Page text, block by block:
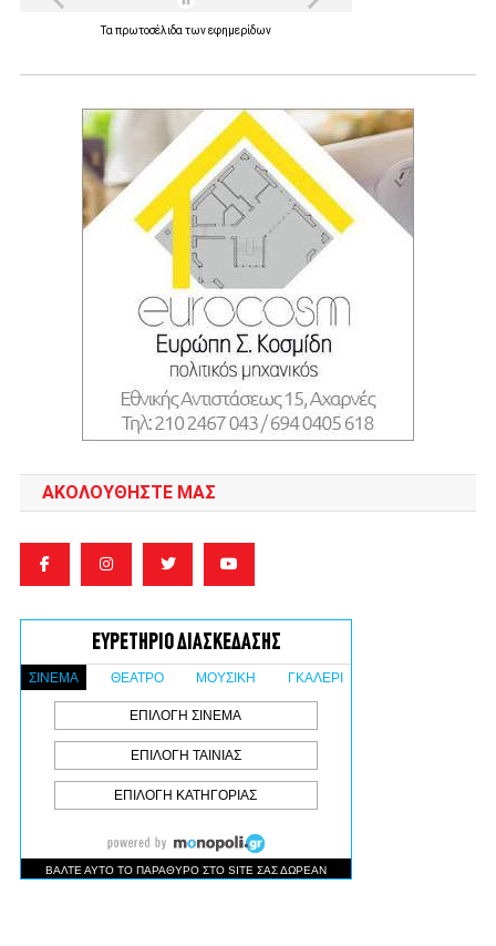
Τα πρωτοσέλιδα τωνεφημερίδων
ΑΚΟΛΟΥΘΉΣΤΕ ΜΑΣ